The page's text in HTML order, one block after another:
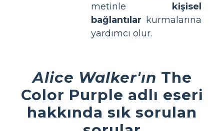
metinle
kişisel
bağlantılar kurmalarına
yardımcı olur.
Alice Walker'ın The
Color Purple adlı eseri
hakkında sık sorulan